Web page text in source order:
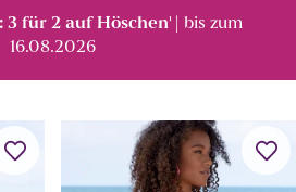
3 für 2 auf Höschen¹
| bis zum
16.08.2026